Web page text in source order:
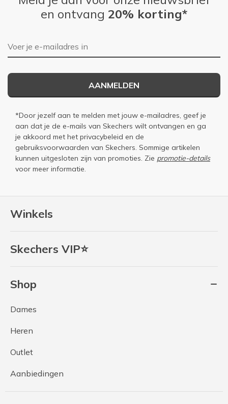
Winkels
Skechers VIP⭐
Shop
Dames
Heren
Outlet
Aanbiedingen
en ontvang 20% korting*
E-mailadres
AANMELDEN
*Door jezelf aan te melden met jouw e-mailadres, geef je
aan dat je de e-mails van Skechers wilt ontvangen en ga
je akkoord met het privacybeleid en de
gebruiksvoorwaarden van Skechers. Sommige artikelen
kunnen uitgesloten zijn van promoties. Zie promotie-details
voor meer informatie.